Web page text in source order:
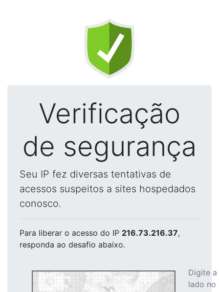
Verificação
de segurança
Seu IP fez diversas tentativas de
acessos suspeitos a sites hospedados
conosco.
Para liberar o acesso do IP 216.73.216.37,
responda ao desafio abaixo.
Digite
lado no